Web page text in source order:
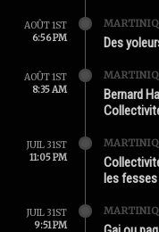
AOÛT 1ST
6:56 PM
Des
AOÛT 1ST
8:35 AM
Bernard
JUIL 31ST
11:05 PM
les fesses
JUIL 31ST
9:51 PM